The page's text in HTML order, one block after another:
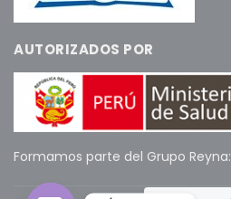
AUTORIZADOS POR
Formamos parte del Grupo Reyna: